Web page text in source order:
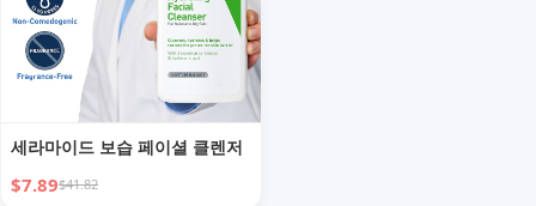
세라마이드 보습 페이셜 클렌저
$7.89$41.82